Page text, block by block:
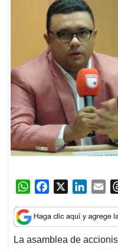
W
a
t
s
c
e
b
n
k
e
a
i
l
La asamblea de